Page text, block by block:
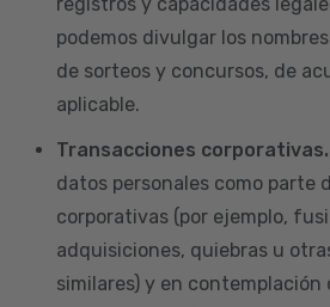
podemos divulgar los
de sorteos y concursos, de
aplicable.
Transacciones corporativas.
datos personales como parte
corporativas (por ejemplo,
adquisiciones, quiebras u
similares) y en contemplación